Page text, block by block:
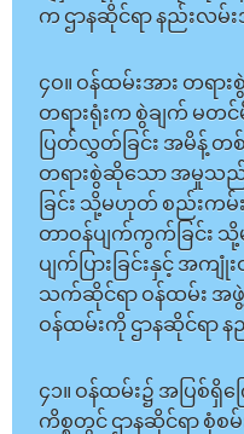
က ဌာနဆိုင်ရာ နည်းလမ်
၄ဝ။ ဝန်ထမ်းအား တရာ
တရားရုံးက စွဲချက် မတ
ပြတ်လွှတ်ခြင်း အမိန့် တ
တရားစွဲဆိုသော အမှုသည်
ခြင်း သို့မဟုတ် စည်းကမ်
တာဝန်ပျက်ကွက်ခြင်း
ပျက်ပြားခြင်းနှင့် အက
သက်ဆိုင်ရာ ဝန်ထမ်း အ
ဝန်ထမ်းကို ဌာနဆိုင်ရာ
၄၁။ ဝန်ထမ်း၌ အပြစ်ရှိ
ကိစ္စတွင် ဌာနဆိုင်ရာ စုံစ